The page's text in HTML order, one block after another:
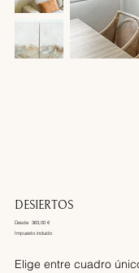
DESIERTOS
Desde Precio
363,00 €
Impuesto incluido
Elige entre cuadro